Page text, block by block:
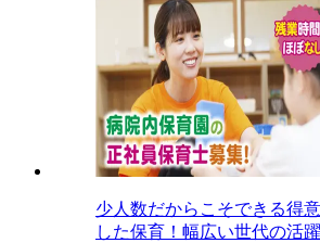
少人数だからこそできる得
した保育！幅広い世代の活